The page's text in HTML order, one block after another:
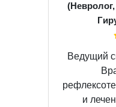
Ведущий
и